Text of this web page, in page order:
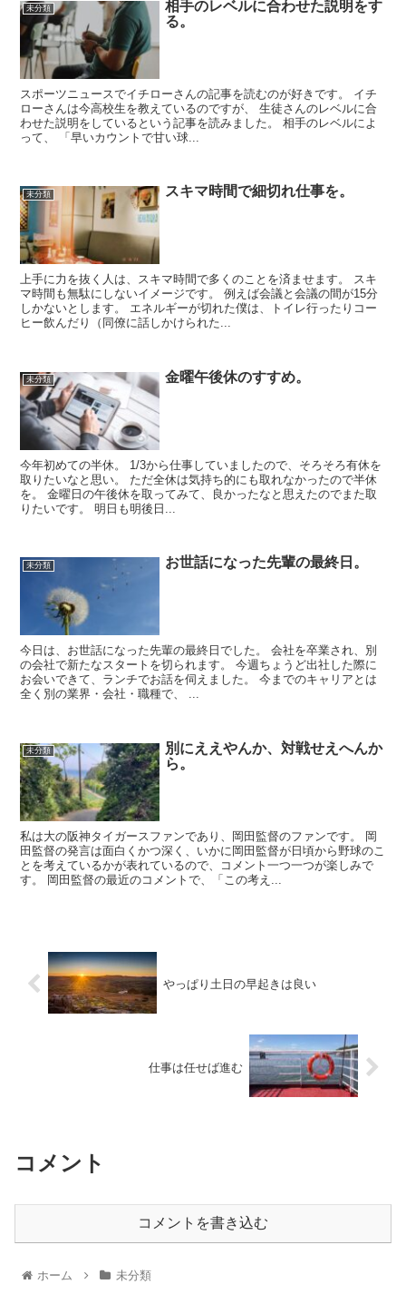
未分類
相手のレベルに合わせた説明をす
る。
スポーツニュースでイチローさんの記事を読むのが好きです。 イチ
ローさんは今高校生を教えているのですが、 生徒さんのレベルに合
わせた説明をしているという記事を読みました。 相手のレベルによ
って、 「早いカウントで甘い球...
未分類 スキマ時間で細切れ仕事を。
上手に力を抜く人は、スキマ時間で多くのことを済ませます。 スキ
マ時間も無駄にしないイメージです。 例えば会議と会議の間が15分
しかないとします。 エネルギーが切れた僕は、トイレ行ったりコー
ヒー飲んだり（同僚に話しかけられた...
未分類 金曜午後休のすすめ。
今年初めての半休。 1/3から仕事していましたので、そろそろ有休を
取りたいなと思い。 ただ全休は気持ち的にも取れなかったので半休
を。 金曜日の午後休を取ってみて、良かったなと思えたのでまた取
りたいです。 明日も明後日...
未分類 お世話になった先輩の最終日。
今日は、お世話になった先輩の最終日でした。 会社を卒業され、別
の会社で新たなスタートを切られます。 今週ちょうど出社した際に
お会いできて、ランチでお話を伺えました。 今までのキャリアとは
全く別の業界・会社・職種で、 ...
未分類
別にええやんか、対戦せえへんか
ら。
私は大の阪神タイガースファンであり、岡田監督のファンです。 岡
田監督の発言は面白くかつ深く、いかに岡田監督が日頃から野球のこ
とを考えているかが表れているので、コメント一つ一つが楽しみで
す。 岡田監督の最近のコメントで、「この考え...
やっぱり土日の早起きは良い
仕事は任せば進む
コメント
コメントを書き込む
ホーム 未分類